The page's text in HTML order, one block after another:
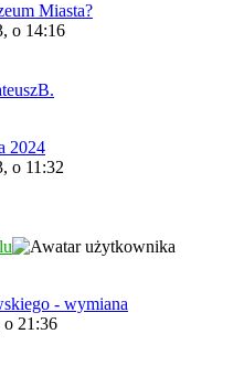
Miasta?
o 14:16
2024
o 11:32
- wymiana
o 21:36